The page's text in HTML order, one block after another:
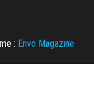
: Envo Magazine